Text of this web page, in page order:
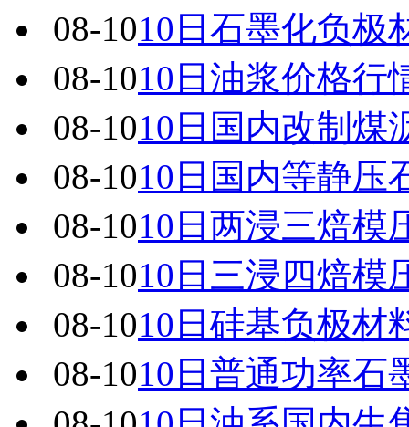
08-1010日石墨化负极
08-1010日油浆价格行
08-1010日国内改制煤
08-1010日国内 等静压
08-1010日两浸三焙模
08-1010日三浸四焙模
08-1010日硅基负极材
08-1010日普通功率石